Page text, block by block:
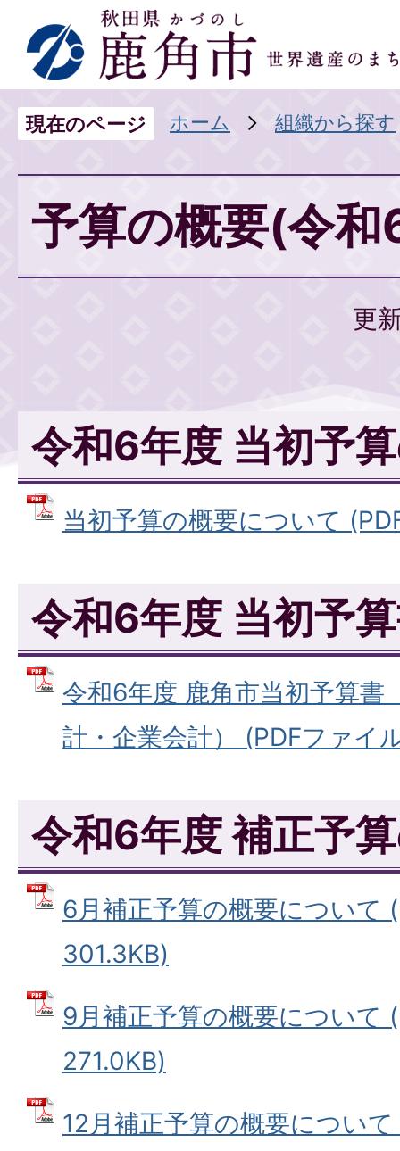
現在のページ ホーム 組織から探す
予算の概要(令
更
令和6年度 当初予
当初予算の概要について
令和6年度 当初予
令和6年度 鹿角市当初予算書
計・企業会計） (PDFファイ
令和6年度 補正予
6月補正予算の概要について
301.3KB)
9月補正予算の概要について
271.0KB)
12月補正予算の概要につい